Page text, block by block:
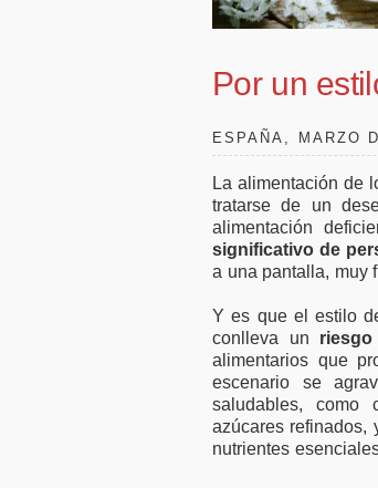
Por un
ESPAÑA, MARZO
La alimentación de
tratarse de un
alimentación
significativo de
a una pantalla, muy
Y es que el estilo
conlleva un
alimentarios que
escenario se
saludables, como
azúcares refinados,
nutrientes
50.000 millones en
empresas y pymes